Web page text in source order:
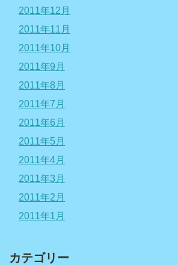
2011年12月
2011年11月
2011年10月
2011年9月
2011年8月
2011年7月
2011年6月
2011年5月
2011年4月
2011年3月
2011年2月
2011年1月
カテゴリー